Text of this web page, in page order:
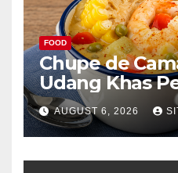
FOOD
Chupe de
Udang Khas
Lezat
AUGUST 6, 2026